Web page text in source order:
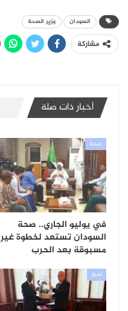
السودان وزير الصحة
مشاركة
أخبار ذات صلة
صحة
في يوليو الجاري.. صحة
السودان تستعد لخطوة غير
مسبوقة بعد الحرب
أخبار